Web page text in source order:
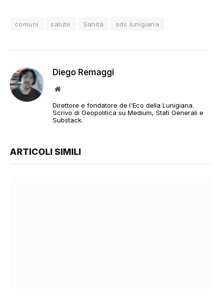
comuni salute Sanità sds lunigiana
Diego Remaggi
Sito
Direttore e fondatore de l'Eco della Lunigiana.
Scrivo di Geopolitica su Medium, Stati Generali e
Substack.
ARTICOLI SIMILI